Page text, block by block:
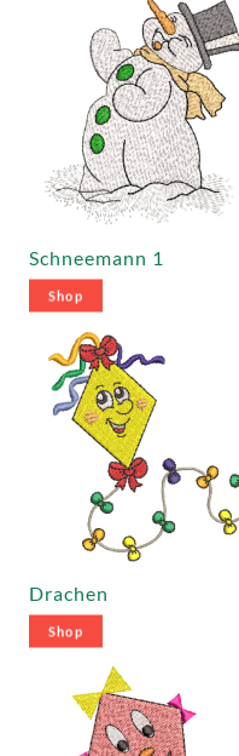
Schneemann 1
Shop
Drachen
Shop